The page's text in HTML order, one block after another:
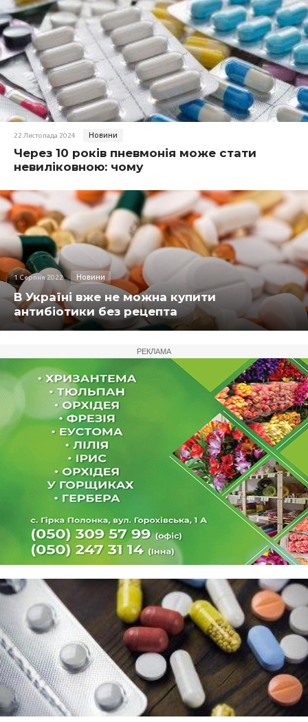
22 Листопада 2024 Новини
Через 10 років пневмонія може стати
невиліковною: чому
1 Серпня 2022 Новини
В Україні вже не можна купити
антибіотики без рецепта
РЕКЛАМА